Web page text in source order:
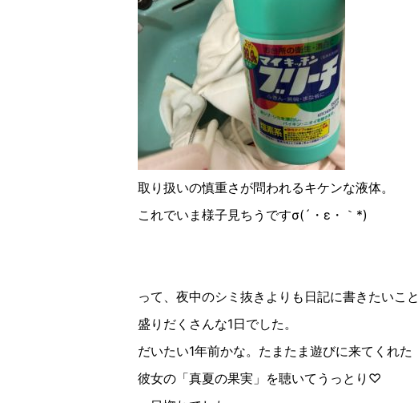
取り扱いの慎重さが問われるキケンな液体。
これでいま様子見ちうですσ(´・ε・｀*)
って、夜中のシミ抜きよりも日記に書きたいこと
盛りだくさんな1日でした。
だいたい1年前かな。たまたま遊びに来てくれた
彼女の「真夏の果実」を聴いてうっとり♡